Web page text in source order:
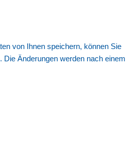
von Ihnen speichern, können Sie
Änderungen werden nach einem